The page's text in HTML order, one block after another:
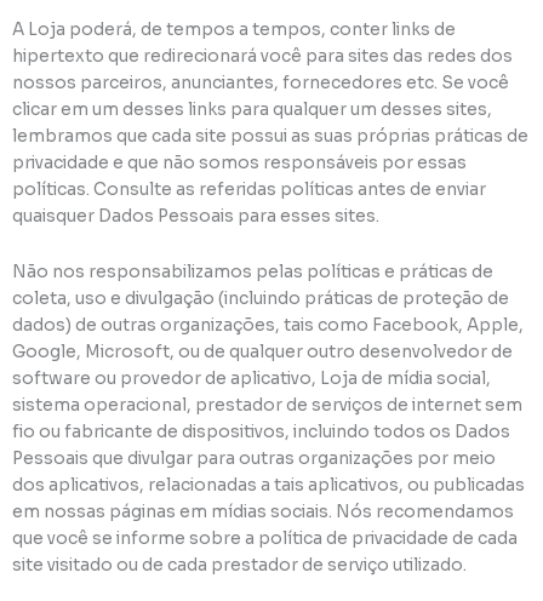
A Loja poderá, de tempos a tempos, conter links de
hipertexto que redirecionará você para sites das redes dos
nossos parceiros, anunciantes, fornecedores etc. Se você
clicar em um desses links para qualquer um desses sites,
lembramos que cada site possui as suas próprias práticas de
privacidade e que não somos responsáveis por essas
políticas. Consulte as referidas políticas antes de enviar
quaisquer Dados Pessoais para esses sites.
Não nos responsabilizamos pelas políticas e práticas de
coleta, uso e divulgação (incluindo práticas de proteção de
dados) de outras organizações, tais como Facebook, Apple,
Google, Microsoft, ou de qualquer outro desenvolvedor de
software ou provedor de aplicativo, Loja de mídia social,
sistema operacional, prestador de serviços de internet sem
fio ou fabricante de dispositivos, incluindo todos os Dados
Pessoais que divulgar para outras organizações por meio
dos aplicativos, relacionadas a tais aplicativos, ou publicadas
em nossas páginas em mídias sociais. Nós recomendamos
que você se informe sobre a política de privacidade de cada
site visitado ou de cada prestador de serviço utilizado.